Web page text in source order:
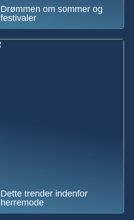
Drømmen om sommer og
festivaler
Dette trender indenfor
herremode